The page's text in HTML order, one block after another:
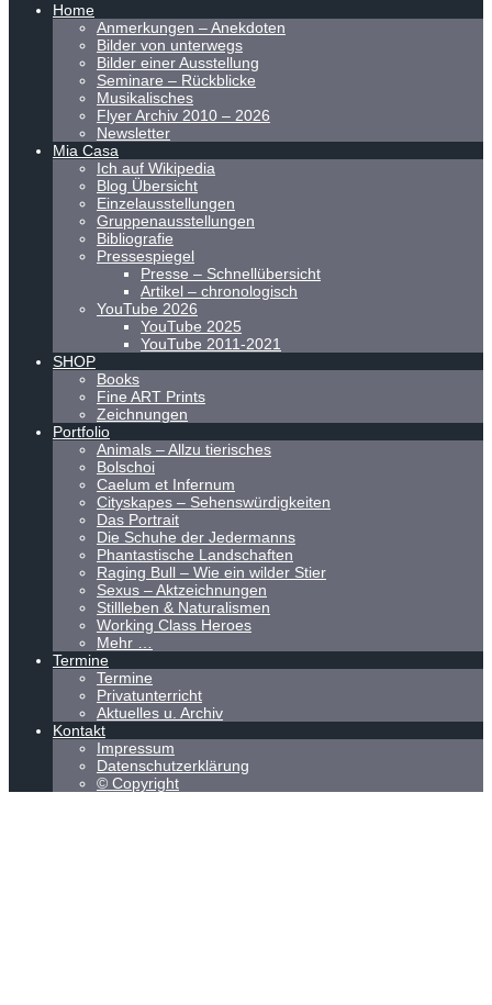
Home
Anmerkungen – Anekdoten
Bilder von unterwegs
Bilder einer Ausstellung
Seminare – Rückblicke
Musikalisches
Flyer Archiv 2010 – 2026
Newsletter
Mia Casa
Ich auf Wikipedia
Blog Übersicht
Einzelausstellungen
Gruppenausstellungen
Bibliografie
Pressespiegel
Presse – Schnellübersicht
Artikel – chronologisch
YouTube 2026
YouTube 2025
YouTube 2011-2021
SHOP
Books
Fine ART Prints
Zeichnungen
Portfolio
Animals – Allzu tierisches
Bolschoi
Caelum et Infernum
Cityskapes – Sehenswürdigkeiten
Das Portrait
Die Schuhe der Jedermanns
Phantastische Landschaften
Raging Bull – Wie ein wilder Stier
Sexus – Aktzeichnungen
Stillleben & Naturalismen
Working Class Heroes
Mehr …
Termine
Termine
Privatunterricht
Aktuelles u. Archiv
Kontakt
Impressum
Datenschutzerklärung
© Copyright